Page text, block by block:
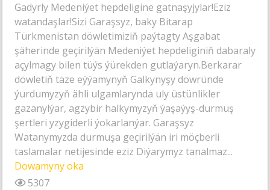
Gadyrly Medeniýet hepdeligine gatnaşyjylar!Eziz
watandaşlar!Sizi Garaşsyz, baky Bitarap
Türkmenistan döwletimiziň paýtagty Aşgabat
şäherinde geçirilýän Medeniýet hepdeliginiň dabaraly
açylmagy bilen tüýs ýürekden gutlaýaryn.Berkarar
döwletiň täze eýýamynyň Galkynyşy döwründe
ýurdumyzyň ähli ulgamlarynda uly üstünlikler
gazanylýar, agzybir halkymyzyň ýaşaýyş-durmuş
şertleri yzygiderli ýokarlanýar. Garaşsyz
Watanymyzda durmuşa geçirilýän iri möçberli
taslamalar netijesinde eziz Diýarymyz tanalmaz...
Dowamyny oka
5307